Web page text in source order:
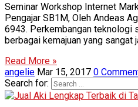
Seminar Workshop Internet
Pengajar SB1M, Oleh Andeas
6943. Perkembangan teknologi
berbagai kemajuan yang sangat
Read More »
angelie Mar 15, 2017 0
Search for: